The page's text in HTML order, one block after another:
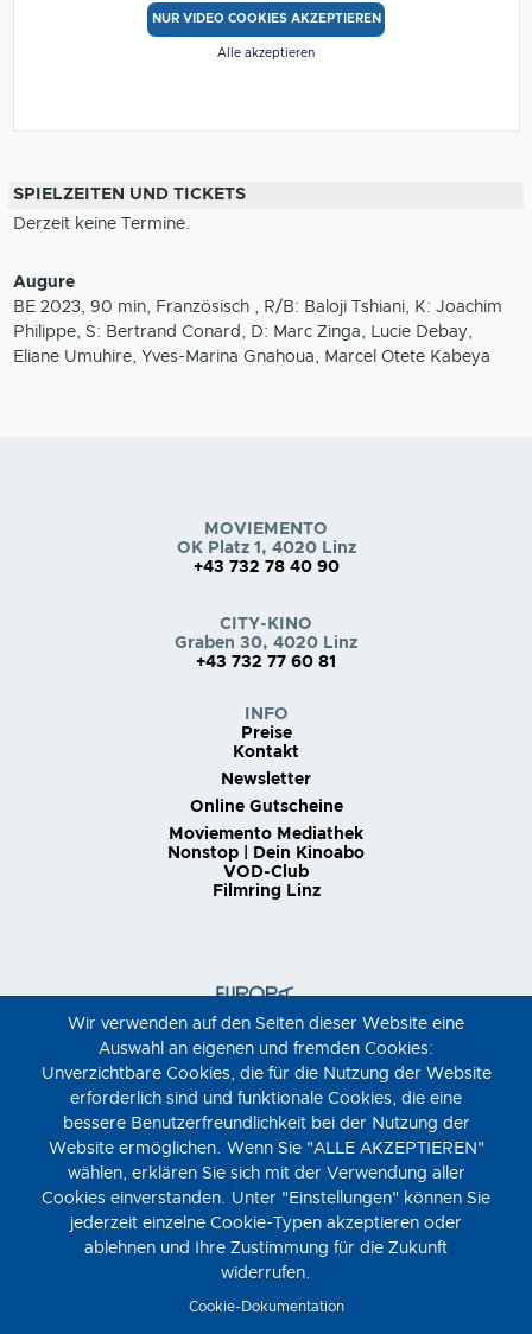
NUR VIDEO COOKIES AKZEPTIEREN
Alle akzeptieren
SPIELZEITEN UND TICKETS
Derzeit keine Termine.
Augure
BE 2023, 90 min, Französisch , R/B: Baloji Tshiani, K: Joachim
Philippe, S: Bertrand Conard, D: Marc Zinga, Lucie Debay,
Eliane Umuhire, Yves-Marina Gnahoua, Marcel Otete Kabeya
MOVIEMENTO
OK Platz 1, 4020 Linz
+43 732 78 40 90
CITY-KINO
Graben 30, 4020 Linz
+43 732 77 60 81
INFO
Preise
Kontakt
Newsletter
Online Gutscheine
Moviemento Mediathek
Nonstop | Dein Kinoabo
VOD-Club
Filmring Linz
Wir verwenden auf den Seiten dieser Website eine
Auswahl an eigenen und fremden Cookies:
Unverzichtbare Cookies, die für die Nutzung der Website
erforderlich sind und funktionale Cookies, die eine
bessere Benutzerfreundlichkeit bei der Nutzung der
Website ermöglichen. Wenn Sie "ALLE AKZEPTIEREN"
wählen, erklären Sie sich mit der Verwendung aller
Cookies einverstanden. Unter "Einstellungen" können Sie
jederzeit einzelne Cookie-Typen akzeptieren oder
ablehnen und Ihre Zustimmung für die Zukunft
widerrufen.
Cookie-Dokumentation